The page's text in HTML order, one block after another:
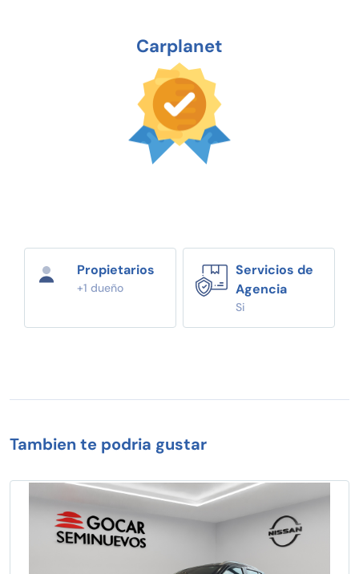
Carplanet
Propietarios
+1 dueño
Servicios de
Agencia
Si
Tambien te podria gustar